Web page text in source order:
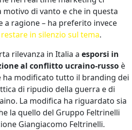
motivo di vanto e che in questa
a ragione – ha preferito invece
in silenzio sul tema.
rilevanza in Italia a esporsi in
al conflitto ucraino-russo è
ha modificato tutto il branding dei
di ripudio della guerra e di
La modifica ha riguardato sia
la quello del Gruppo Feltrinelli
Giangiacomo Feltrinelli.